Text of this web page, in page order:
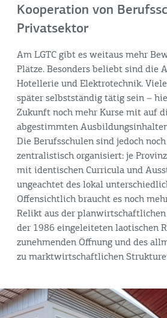
Kooperation von
Privatsektor
Am LGTC gibt es weitaus mehr
Plätze. Besonders beliebt sind die
Hotellerie und Elektrotechnik.
später selbstständig tätig sein –
Zukunft noch mehr Kurse mit auf
abgestimmten
Die Berufsschulen sind jedoch
zentralistisch organisiert: je
mit identischen Curricula und
ungeachtet des lokal
Offensichtlich braucht es noch
Relikt aus der planwirtschaftlichen
der 1986 eingeleiteten laotischen
zunehmenden Öffnung und des
zu marktwirtschaftlichen